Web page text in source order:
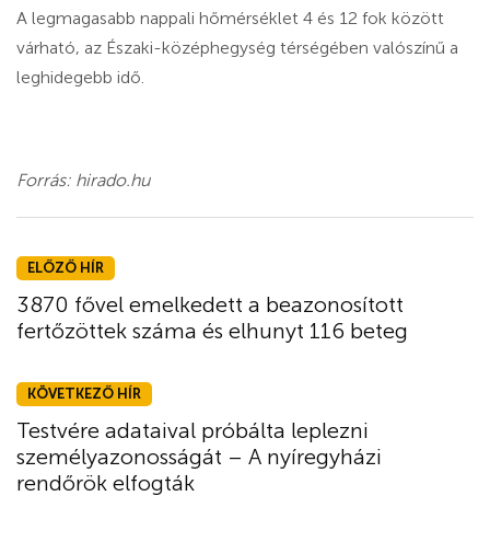
A legmagasabb nappali hőmérséklet 4 és 12 fok között
várható, az Északi-középhegység térségében valószínű a
leghidegebb idő.
Forrás: hirado.hu
ELŐZŐ HÍR
3870 fővel emelkedett a beazonosított
fertőzöttek száma és elhunyt 116 beteg
KÖVETKEZŐ HÍR
Testvére adataival próbálta leplezni
személyazonosságát – A nyíregyházi
rendőrök elfogták